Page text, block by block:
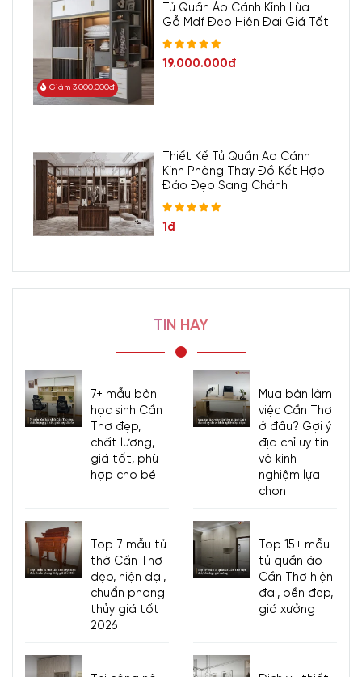
Giảm 3.000.000đ
Tủ Quần Áo Cánh Kính Lùa
Gỗ Mdf Đẹp Hiện Đại Giá Tốt
19.000.000đ
Thiết Kế Tủ Quần Áo Cánh
Kính Phòng Thay Đồ Kết Hợp
Đảo Đẹp Sang Chảnh
1đ
TIN HAY
7+ mẫu bàn
học sinh Cần
Thơ đẹp,
chất lượng,
giá tốt, phù
hợp cho bé
Mua bàn làm
việc Cần Thơ
ở đâu? Gợi ý
địa chỉ uy tín
và kinh
nghiệm lựa
chọn
Top 7 mẫu tủ
thờ Cần Thơ
đẹp, hiện đại,
chuẩn phong
thủy giá tốt
2026
Top 15+ mẫu
tủ quần áo
Cần Thơ hiện
đại, bền đẹp,
giá xưởng